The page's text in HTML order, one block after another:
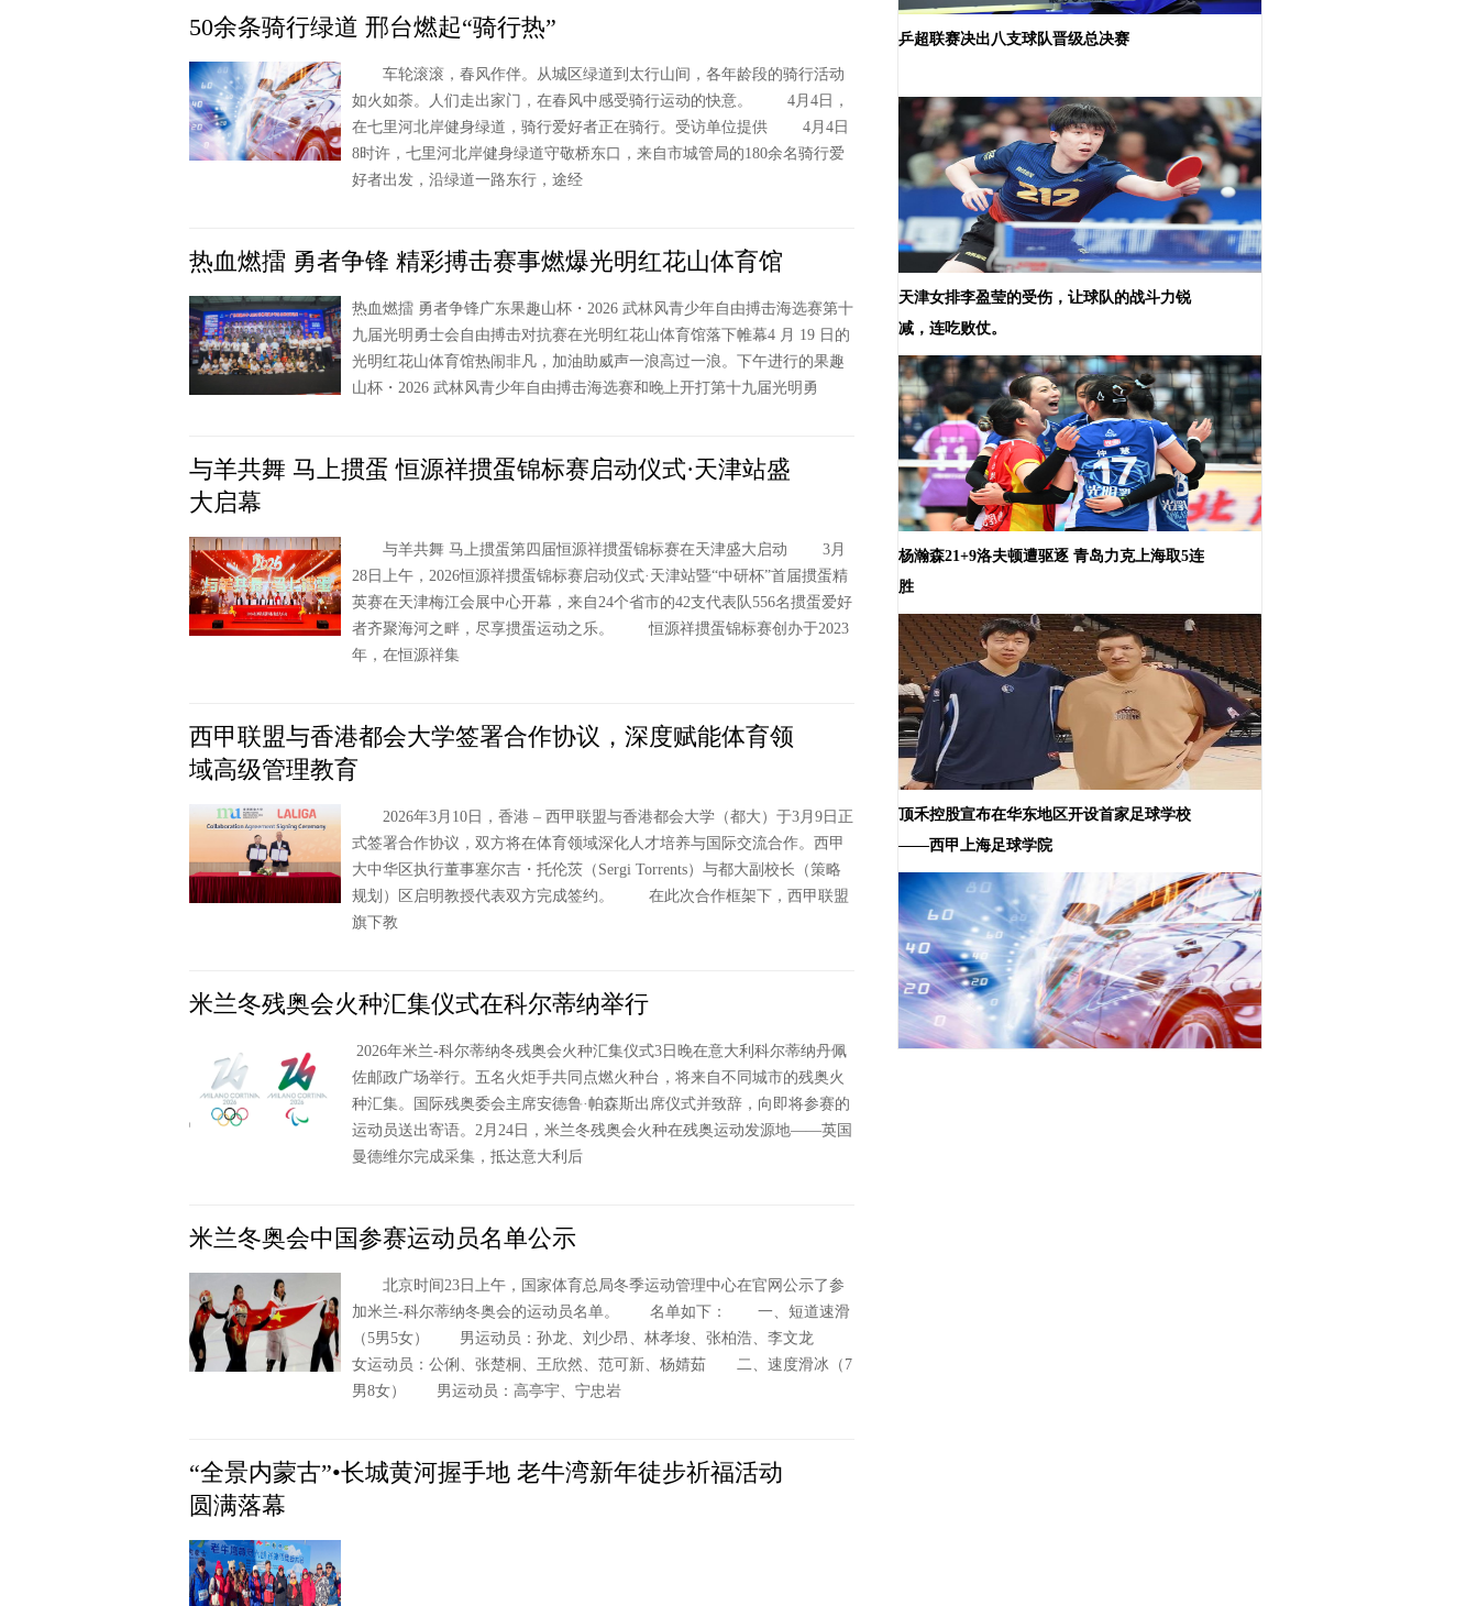
50余条骑行绿道 邢台燃起“骑行热”
车轮滚滚，春风作伴。从城区绿道到太行山间，各年龄段的骑行活动
如火如荼。人们走出家门，在春风中感受骑行运动的快意。 4月4日，
在七里河北岸健身绿道，骑行爱好者正在骑行。受访单位提供 4月4日
8时许，七里河北岸健身绿道守敬桥东口，来自市城管局的180余名骑行爱
好者出发，沿绿道一路东行，途经
热血燃擂 勇者争锋 精彩搏击赛事燃爆光明红花山体育馆
热血燃擂 勇者争锋广东果趣山杯・2026 武林风青少年自由搏击海选赛第十
九届光明勇士会自由搏击对抗赛在光明红花山体育馆落下帷幕4 月 19 日的
光明红花山体育馆热闹非凡，加油助威声一浪高过一浪。下午进行的果趣
山杯・2026 武林风青少年自由搏击海选赛和晚上开打第十九届光明勇
与羊共舞 马上掼蛋 恒源祥掼蛋锦标赛启动仪式·天津站盛
大启幕
与羊共舞 马上掼蛋第四届恒源祥掼蛋锦标赛在天津盛大启动 3月
28日上午，2026恒源祥掼蛋锦标赛启动仪式·天津站暨“中研杯”首届掼蛋精
英赛在天津梅江会展中心开幕，来自24个省市的42支代表队556名掼蛋爱好
者齐聚海河之畔，尽享掼蛋运动之乐。 恒源祥掼蛋锦标赛创办于2023
年，在恒源祥集
西甲联盟与香港都会大学签署合作协议，深度赋能体育领
域高级管理教育
2026年3月10日，香港 – 西甲联盟与香港都会大学（都大）于3月9日正
式签署合作协议，双方将在体育领域深化人才培养与国际交流合作。西甲
大中华区执行董事塞尔吉・托伦茨（Sergi Torrents）与都大副校长（策略
规划）区启明教授代表双方完成签约。 在此次合作框架下，西甲联盟
旗下教
米兰冬残奥会火种汇集仪式在科尔蒂纳举行
2026年米兰-科尔蒂纳冬残奥会火种汇集仪式3日晚在意大利科尔蒂纳丹佩
佐邮政广场举行。五名火炬手共同点燃火种台，将来自不同城市的残奥火
种汇集。国际残奥委会主席安德鲁·帕森斯出席仪式并致辞，向即将参赛的
运动员送出寄语。2月24日，米兰冬残奥会火种在残奥运动发源地——英国
曼德维尔完成采集，抵达意大利后
米兰冬奥会中国参赛运动员名单公示
北京时间23日上午，国家体育总局冬季运动管理中心在官网公示了参
加米兰-科尔蒂纳冬奥会的运动员名单。 名单如下： 一、短道速滑
（5男5女） 男运动员：孙龙、刘少昂、林孝埈、张柏浩、李文龙
女运动员：公俐、张楚桐、王欣然、范可新、杨婧茹 二、速度滑冰（7
男8女） 男运动员：高亭宇、宁忠岩
“全景内蒙古”•长城黄河握手地 老牛湾新年徒步祈福活动
圆满落幕
乒超联赛决出八支球队晋级总决赛
天津女排李盈莹的受伤，让球队的战斗力锐
减，连吃败仗。
杨瀚森21+9洛夫顿遭驱逐 青岛力克上海取5连
胜
顶禾控股宣布在华东地区开设首家足球学校
——西甲上海足球学院